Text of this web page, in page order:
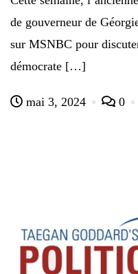
de gouverneur de
sur MSNBC pour
démocrate […]
mai 3, 2024 0